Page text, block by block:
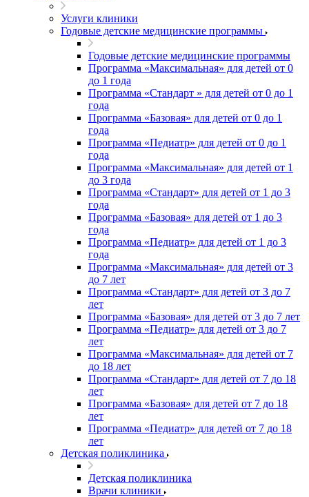
Услуги клиники
Годовые детские медицинские программы
Годовые детские медицинские программы
Программа «Максимальная» для детей от 0
до 1 года
Программа «Стандарт » для детей от 0 до 1
года
Программа «Базовая» для детей от 0 до 1
года
Программа «Педиатр» для детей от 0 до 1
года
Программа «Максимальная» для детей от 1
до 3 года
Программа «Стандарт» для детей от 1 до 3
года
Программа «Базовая» для детей от 1 до 3
года
Программа «Педиатр» для детей от 1 до 3
года
Программа «Максимальная» для детей от 3
до 7 лет
Программа «Стандарт» для детей от 3 до 7
лет
Программа «Базовая» для детей от 3 до 7 лет
Программа «Педиатр» для детей от 3 до 7
лет
Программа «Максимальная» для детей от 7
до 18 лет
Программа «Стандарт» для детей от 7 до 18
лет
Программа «Базовая» для детей от 7 до 18
лет
Программа «Педиатр» для детей от 7 до 18
лет
Детская поликлиника
Детская поликлиника
Врачи клиники